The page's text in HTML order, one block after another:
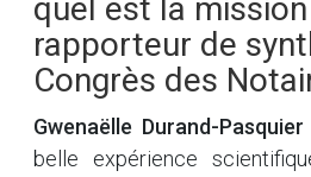
quel est la
rapporteur de
Congrès des
Gwenaëlle Durand-Pasquier
belle expérience